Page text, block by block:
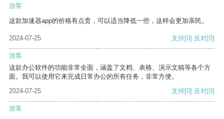
游客
这款加速器app的价格有点贵，可以适当降低一些，这样会更加亲民。
2024-07-25 支持[0] 反对[0]
游客
这款办公软件的功能非常全面，涵盖了文档、表格、演示文稿等各个方
面。我可以使用它来完成日常办公的所有任务，非常方便。
2024-07-25
支持[0] 反对[0]
游客